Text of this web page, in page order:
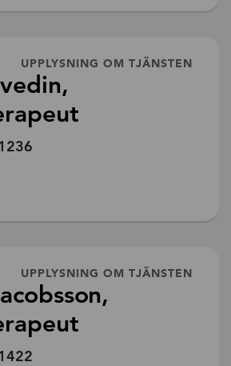
UPPLYSNING OM TJÄNSTEN
UPPLYSNING OM TJÄNSTEN